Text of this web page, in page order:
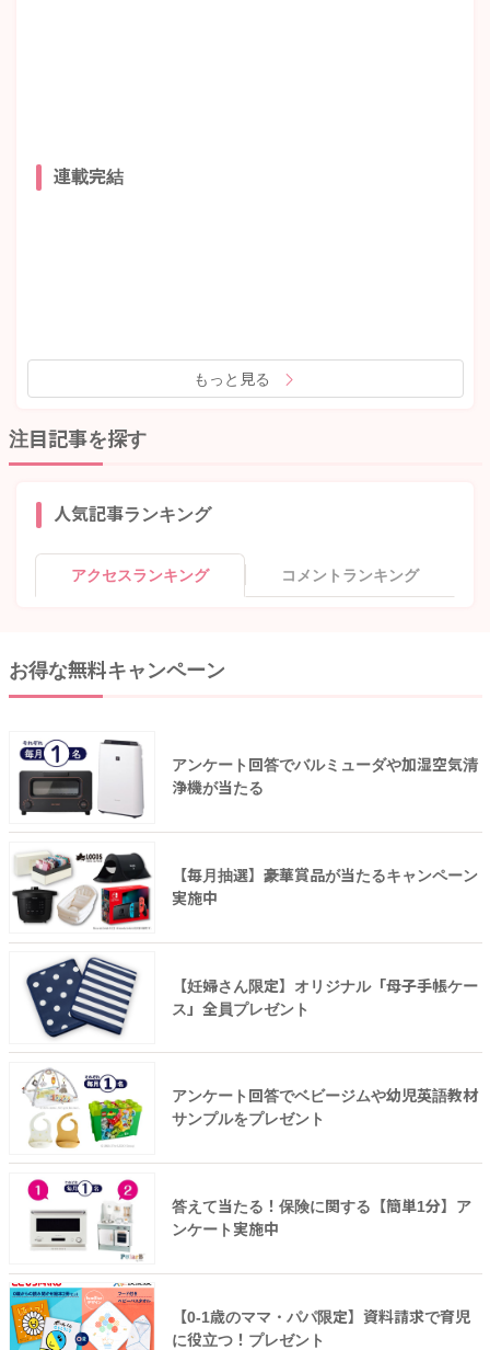
連載完結
もっと見る
注目記事を探す
人気記事ランキング
アクセスランキング コメントランキング
お得な無料キャンペーン
アンケート回答でバルミューダや加湿空気清
浄機が当たる
【毎月抽選】豪華賞品が当たるキャンペーン
実施中
【妊婦さん限定】オリジナル「母子手帳ケー
ス」全員プレゼント
アンケート回答でベビージムや幼児英語教材
サンプルをプレゼント
答えて当たる！保険に関する【簡単1分】ア
ンケート実施中
【0-1歳のママ・パパ限定】資料請求で育児
に役立つ！プレゼント